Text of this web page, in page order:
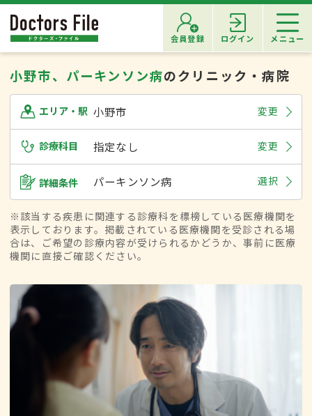
会員登録 ログイン メニュー
小野市、パーキンソン病のクリニック・病院
エリア・駅 小野市 変更
診療科目 指定なし 変更
詳細条件 パーキンソン病 選択
※該当する疾患に関連する診療科を標榜している医療機関を
表示しております。掲載されている医療機関を受診される場
合は、ご希望の診療内容が受けられるかどうか、事前に医療
機関に直接ご確認ください。